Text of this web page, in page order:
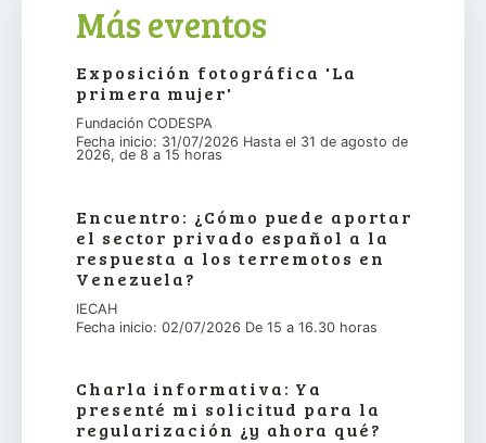
Más eventos
Exposición fotográfica 'La
primera mujer'
Fundación CODESPA
Fecha inicio: 31/07/2026 Hasta el 31 de agosto de
2026, de 8 a 15 horas
Encuentro: ¿Cómo puede aportar
el sector privado español a la
respuesta a los terremotos en
Venezuela?
IECAH
Fecha inicio: 02/07/2026 De 15 a 16.30 horas
Charla informativa: Ya
presenté mi solicitud para la
regularización ¿y ahora qué?